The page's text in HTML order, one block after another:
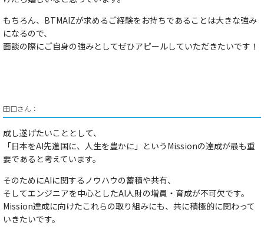
もちろん、 BTMAIZが求めるご経験をお持ちであることは大きな強み
になるので、
面談の際にご自身の強みとしてぜひアピールしていただきたいです！
田口さん：
​​成し遂げたいこととして、
​​「日本をAI先進国に、人生を豊かに」というMissionの達成が最も重
要であると考えています。​
​​そのために​​AIに関するノウハウの蓄積や共有、
​そしてエンジニアを中心としたAI人財の増員・育成​が​不可欠です。​
​​Mission達成に向けたこれらの取り組みにも、共に積極的に関わって
いきたいです。​